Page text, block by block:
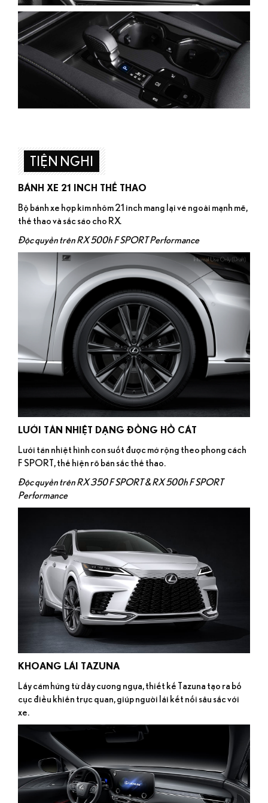
TIỆN NGHI
BÁNH XE 21 INCH THỂ THAO
Bộ bánh xe hợp kim nhôm 21 inch mang lại vẻ ngoài mạnh mẽ,
thể thao và sắc sảo cho RX.
Độc quyền trên RX 500h F SPORT Performance
LƯỚI TẢN NHIỆT DẠNG ĐỒNG HỒ CÁT
Lưới tản nhiệt hình con suốt được mở rộng theo phong cách
F SPORT, thể hiện rõ bản sắc thể thao.
Độc quyền trên RX 350 F SPORT & RX 500h F SPORT
Performance
KHOANG LÁI TAZUNA
Lấy cảm hứng từ dây cương ngựa, thiết kế Tazuna tạo ra bố
cục điều khiển trực quan, giúp người lái kết nối sâu sắc với
xe.